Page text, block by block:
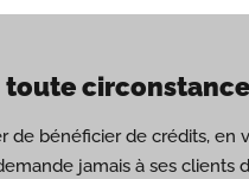
toute circonstance
bénéficier de crédits, en
jamais à ses clients